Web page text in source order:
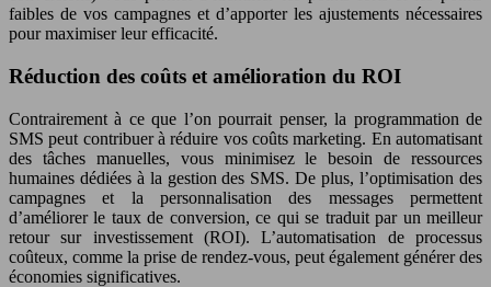
faibles de vos campagnes et d’apporter les ajustements nécessaires
pour maximiser leur efficacité.
Réduction des coûts et amélioration du ROI
Contrairement à ce que l’on pourrait penser, la programmation de
SMS peut contribuer à réduire vos coûts marketing. En automatisant
des tâches manuelles, vous minimisez le besoin de ressources
humaines dédiées à la gestion des SMS. De plus, l’optimisation des
campagnes et la personnalisation des messages permettent
d’améliorer le taux de conversion, ce qui se traduit par un meilleur
retour sur investissement (ROI). L’automatisation de processus
coûteux, comme la prise de rendez-vous, peut également générer des
économies significatives.